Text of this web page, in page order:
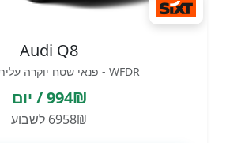
Audi Q8
WFDR - פנאי שטח יוקרה עלית אוטומט
994₪ / יום
6958₪ לשבוע